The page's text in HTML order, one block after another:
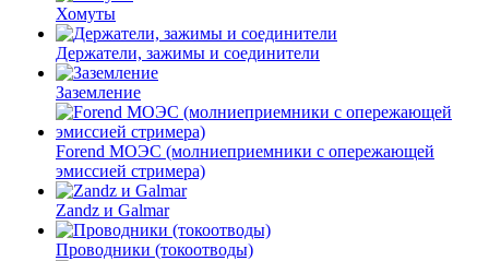
Хомуты
Держатели, зажимы и соединители
Заземление
Forend МОЭС (молниеприемники с опережающей
эмиссией стримера)
Zandz и Galmar
Проводники (токоотводы)